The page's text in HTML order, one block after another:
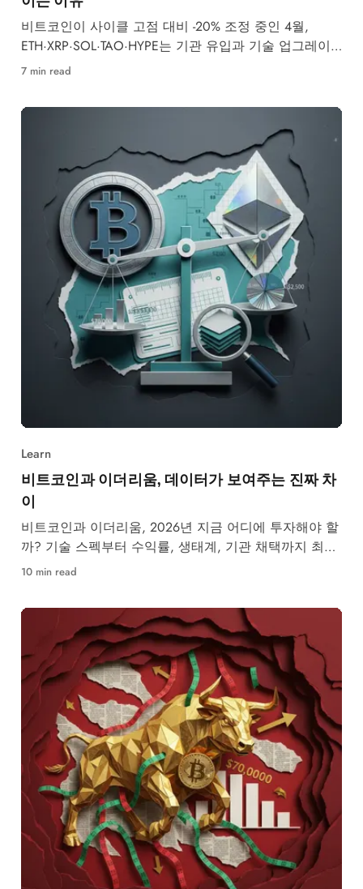
비트코인이 사이클 고점 대비 -20% 조정 중인 4월,
ETH·XRP·SOL·TAO·HYPE는 기관 유입과 기술 업그레이
드로 독립 상승 모멘텀을 형성하고 있습니다.
7 min read
Learn
비트코인과 이더리움, 데이터가 보여주는 진짜 차
이
비트코인과 이더리움, 2026년 지금 어디에 투자해야 할
까? 기술 스펙부터 수익률, 생태계, 기관 채택까지 최신
데이터로 완벽 비교합니다.
10 min read